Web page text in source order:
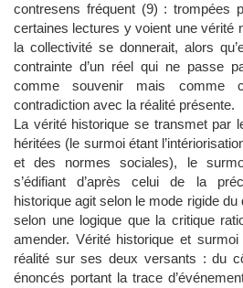
contresens fréquent (9) : trompées
certaines lectures y voient une vérité
la collectivité se donnerait, alors
contrainte d’un réel qui ne passe
comme souvenir mais comme
contradiction avec la réalité présente.
La vérité historique se transmet par
héritées (le surmoi étant
et des normes sociales), le
s’édifiant d’après celui de la
historique agit selon le mode rigide du
selon une logique que la critique
amender. Vérité historique et
réalité sur ses deux versants : du
énoncés portant la trace